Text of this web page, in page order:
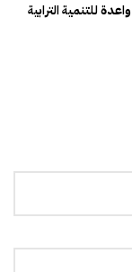
للتنمية الترابية